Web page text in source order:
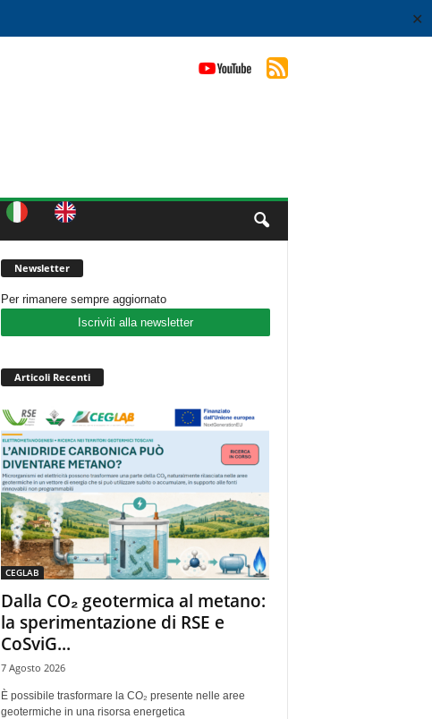
✕
Newsletter
Per rimanere sempre aggiornato
Iscriviti alla newsletter
Articoli Recenti
CEGLAB
Dalla CO₂ geotermica al metano:
la sperimentazione di RSE e
CoSviG...
7 Agosto 2026
È possibile trasformare la CO₂ presente nelle aree
geotermiche in una risorsa energetica